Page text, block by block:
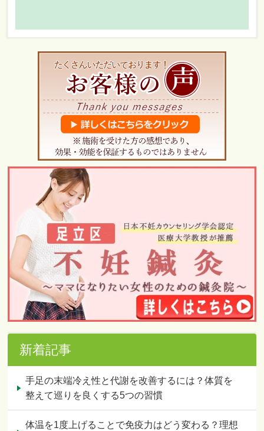
新着記事
手足の末端冷え性と代謝を改善するには？体質を
整えて巡りを良くする5つの習慣
体温を1度上げることで免疫力はどう変わる？理想